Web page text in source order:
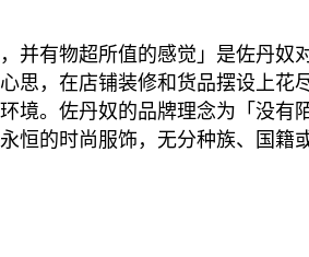
并有物超所值的感觉」是佐丹奴
思，在店铺装修和货品摆设上花
境。佐丹奴的品牌理念为「没有
恒的时尚服饰，无分种族、国籍